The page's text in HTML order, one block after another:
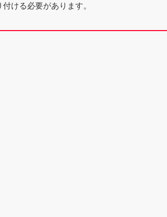
ける必要があります。